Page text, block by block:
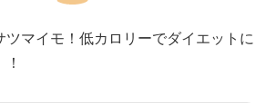
ツマイモ！低カロリーでダイエットに